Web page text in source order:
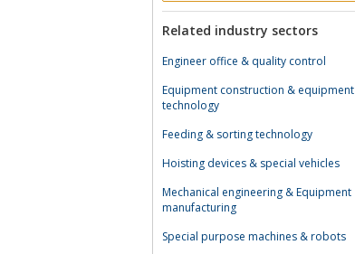
Related industry sectors
Engineer office & quality control
Equipment construction & equipment
technology
Feeding & sorting technology
Hoisting devices & special vehicles
Mechanical engineering & Equipment
manufacturing
Special purpose machines & robots